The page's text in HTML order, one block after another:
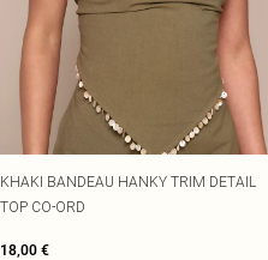
KHAKI BANDEAU HANKY TRIM DETAIL
TOP CO-ORD
18,00 €